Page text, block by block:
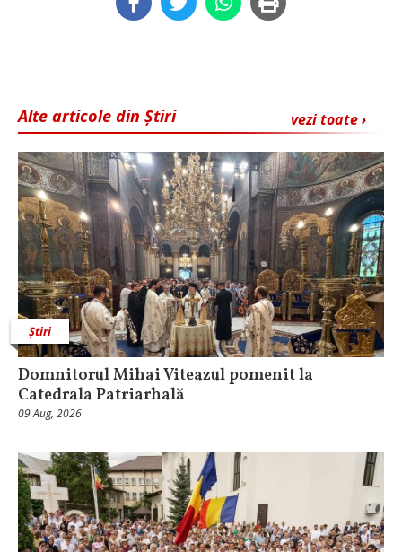
vezi toate ›
Alte articole din Știri
Știri
Domnitorul Mihai Viteazul pomenit la
Catedrala Patriarhală
09 Aug, 2026